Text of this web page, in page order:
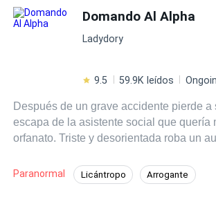
Superpoder Domando Al Alpha
Ladydory
9.5 59.9K leídos
Después de un grave accidente pierde a
escapa de la asistente social que quería
orfanato. Triste y desorientada roba un
todos donde encuentra una cabaña en lo
del bosque. ¿De quién es la cabaña?
Paranormal Licántropo Arrogante